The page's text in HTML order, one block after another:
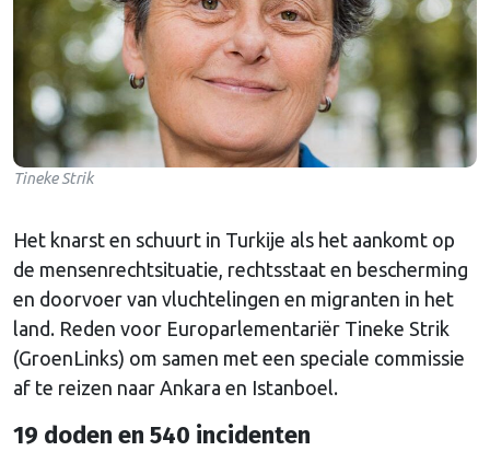
Tineke Strik
Het knarst en schuurt in Turkije als het aankomt op
de mensenrechtsituatie, rechtsstaat en bescherming
en doorvoer van vluchtelingen en migranten in het
land. Reden voor Europarlementariër Tineke Strik
(GroenLinks) om samen met een speciale commissie
af te reizen naar Ankara en Istanboel.
19 doden en 540 incidenten